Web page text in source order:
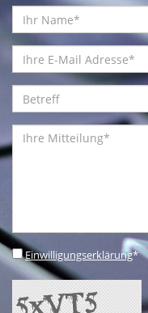
Einwilligungserklärung*